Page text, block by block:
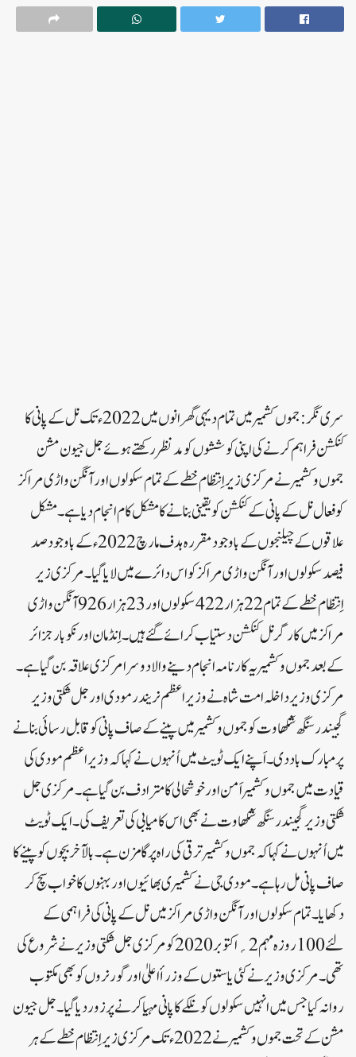
سری نگر:جموں کشمیر میں تمام دیہی گھرانوں میں2022ء تک نل کے پانی کا
کنکشن فراہم کرنے کی اپنی کوششوں کو مدنظر رکھتے ہوئے جل جیون مشن
جموں و کشمیر نے مرکزی زیر اِنتظام خطے کے تمام سکولوں اور آنگن واڑی مراکز
کو فعال نل کے پانی کے کنکشن کو یقینی بنانے کا مشکل کام انجام دیا ہے۔ مشکل
علاقوں کے چیلنجوں کے باوجود مقررہ ہدف مارچ 2022ء کے باوجود صد
فیصد سکولوں اور آنگن واڑی مراکز کو اس دائرے میں لایا گیا۔مرکزی زیر
اِنتظام خطے کے تمام 22ہزار422سکولوں اور 23ہزار926آنگن واڑی
مراکز میں کارگر نل کنکشن دستیاب کرائے گئے ہیں۔ اِنڈمان اور نکوبار جزائر
کے بعدجموں و کشمیر یہ کارنامہ انجام دینے والا دوسرا مرکزی علاقہ بن گیا ہے۔
مرکزی وزیر داخلہ امت شاہ نے وزیر اعظم نریندر مودی اور جل شکتی وزیر
گجیندر سنگھ شکھاوت کو جموں و کشمیر میں پینے کے صاف پانی کو قابل رسائی بنانے
پر مبارک باد دی۔ اَپنے ایک ٹویٹ میں اُنہوں نے کہا کہ وزیر اعظم مودی کی
قیادت میں جموں و کشمیر اَمن اور خوشحالی کا مترادف بن گیا ہے۔مرکزی جل
شکتی وزیر گجیندر سنگھ شکھاوت نے بھی اس کامیابی کی تعریف کی۔ ایک ٹویٹ
میں اُنہوں نے کہا کہ جموں و کشمیر ترقی کی راہ پر گامزن ہے۔ بالآخر بچوں کو پینے کا
صاف پانی مل رہا ہے۔ مودی جی نے کشمیری بھائیوں اور بہنوں کا خواب سچ کر
دکھایا۔تمام سکولوں اور آنگن واڑی مراکز میں نل کے پانی کی فراہمی کے
لئے 100روزہ مہم 2؍اکتوبر 2020کو مرکزی جل شکتی وزیر نے شروع کی
تھی۔ مرکزی وزیر نے کئی یاستوں کے وزرأ اعلیٰ اور گورنروں کو بھی مکتوب
روانہ کیا جس میں انہیں سکولوں کو نلکے کا پانی مہیا کرنے پر زور دیا گیا۔جل جیون
مشن کے تحت جموں و کشمیر نے 2022ء تک مرکزی زیر اِنتظام خطے کے ہر